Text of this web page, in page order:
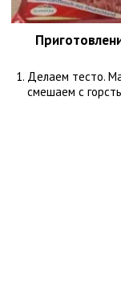
Делаем тесто.
смешаем с